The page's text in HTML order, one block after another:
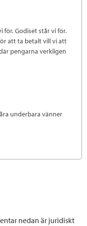
för. Godiset står vi för.
att ta betalt vill vi att
pengarna verkligen
underbara vänner
nedan är juridiskt